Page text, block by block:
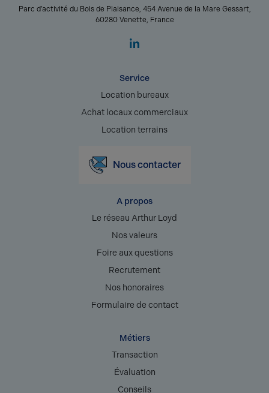
Parc d’activité du Bois de Plaisance, 454 Avenue de la Mare Gessart,
60280 Venette, France
Service
Location bureaux
Achat locaux commerciaux
Location terrains
Nous contacter
A propos
Le réseau Arthur Loyd
Nos valeurs
Foire aux questions
Recrutement
Nos honoraires
Formulaire de contact
Métiers
Transaction
Évaluation
Conseils